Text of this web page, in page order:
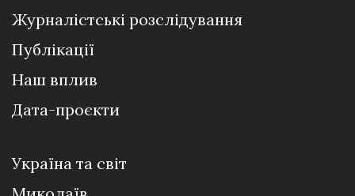
Журналістські розслідування
Публікації
Наш вплив
Дата-проєкти
Україна та світ